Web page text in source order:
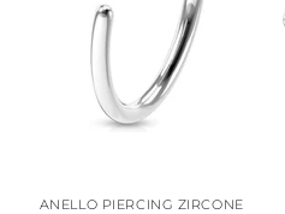
ANELLO PIERCING ZIRCONE